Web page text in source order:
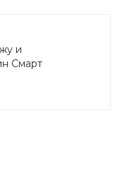
и
Смарт